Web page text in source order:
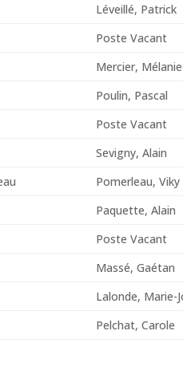
Léveillé, Patrick
Poste Vacant
Mercier, Mélanie
Poulin, Pascal
Poste Vacant
Sevigny, Alain
Pomerleau, Viky
Paquette, Alain
Poste Vacant
Massé, Gaétan
Lalonde, Marie-
Pelchat, Carole